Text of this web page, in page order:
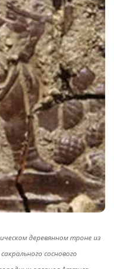
деревянном троне из
соснового